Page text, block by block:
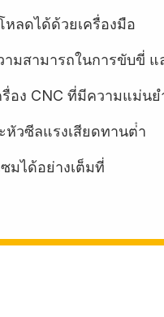
หลดได้ด้วยเครื่องมือ
มสามารถในการขับขี่
อง CNC ที่มีความแม่น
หัวซีลแรงเสียดทานต่ํา
มได้อย่างเต็มที่